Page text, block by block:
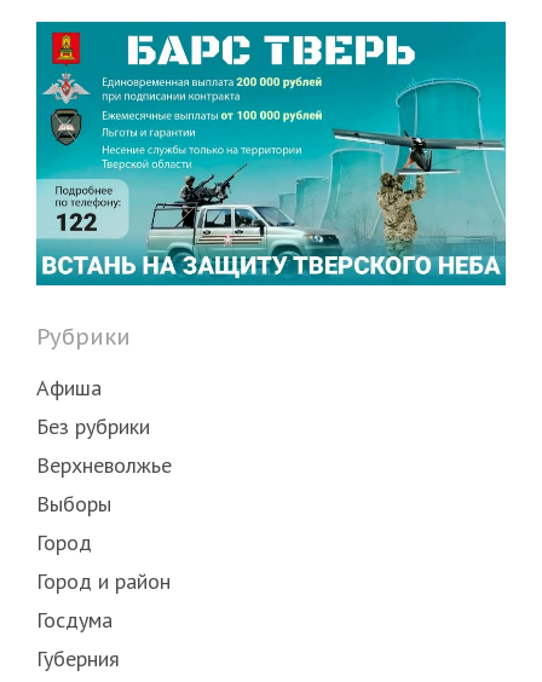
Рубрики
Афиша
Без рубрики
Верхневолжье
Выборы
Город
Город и район
Госдума
Губерния